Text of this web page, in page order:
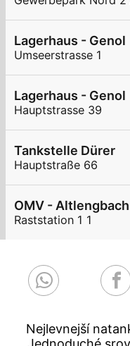
Lagerhaus - Genol
Umseerstrasse 1
Lagerhaus - Genol
Hauptstrasse 39
Tankstelle Dürer
Hauptstraße 66
OMV -
Raststation 1 1
Nejlevnejší